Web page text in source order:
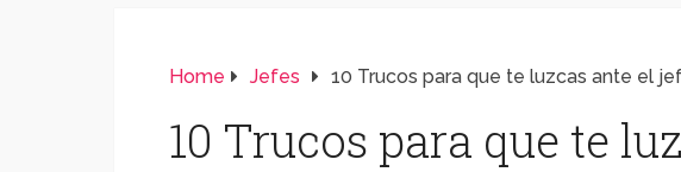
Home Jefes 10 Trucos para que te luzcas ante el
10 Trucos para que te